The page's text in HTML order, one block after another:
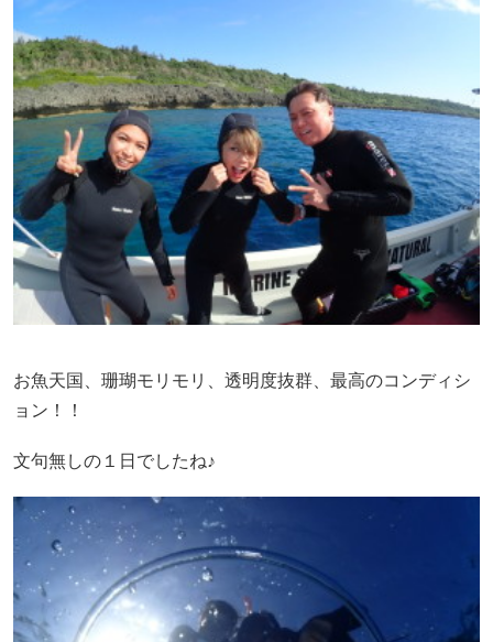
お魚天国、珊瑚モリモリ、透明度抜群、最高のコンディシ
ョン！！
文句無しの１日でしたね♪